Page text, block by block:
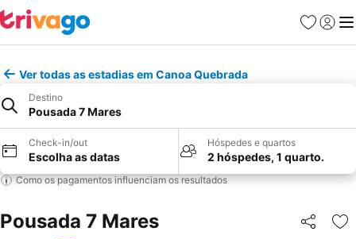
Favoritos
Iniciar
Ver todas as estadias em Canoa Quebrada
Destino
Pousada 7 Mares
Check-in/out
Escolha as datas
Hóspedes e quartos
2 hóspedes, 1 quarto.
Como os pagamentos influenciam os resultados
Pousada 7 Mares Partilhar